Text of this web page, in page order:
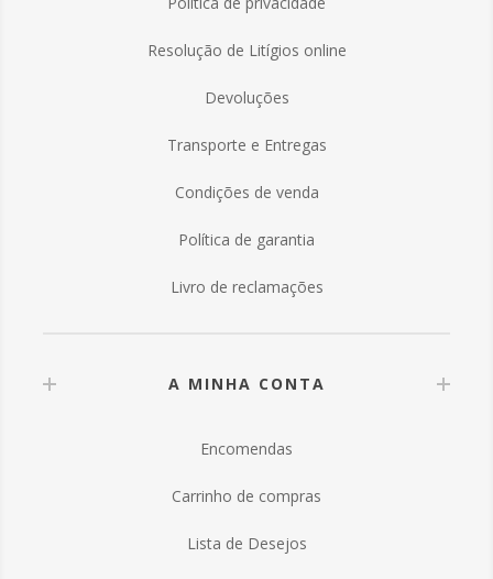
Resolução de Litígios online
Devoluções
Transporte e Entregas
Condições de venda
Política de garantia
Livro de reclamações
A MINHA CONTA
Encomendas
Carrinho de compras
Lista de Desejos